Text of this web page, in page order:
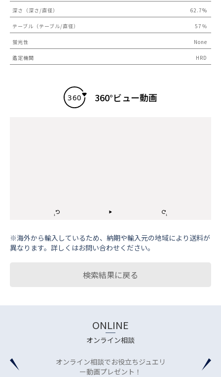
深さ（深さ/直径） 62.7%
テーブル（テーブル/直径） 57％
蛍光性 None
鑑定機関 HRD
360°ビュー動画
※海外から輸⼊しているため、納期や輸⼊元の地域により送料が
異なります。詳しくはお問い合わせください。
検索結果に戻る
ONLINE
オンライン相談
オンライン相談でお役立ちジュエリ
ー動画プレゼント！